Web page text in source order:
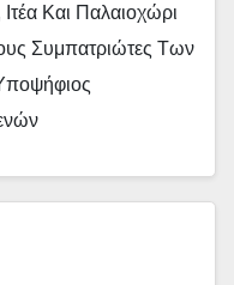
Και Παλαιοχώρι
Συμπατριώτες Των